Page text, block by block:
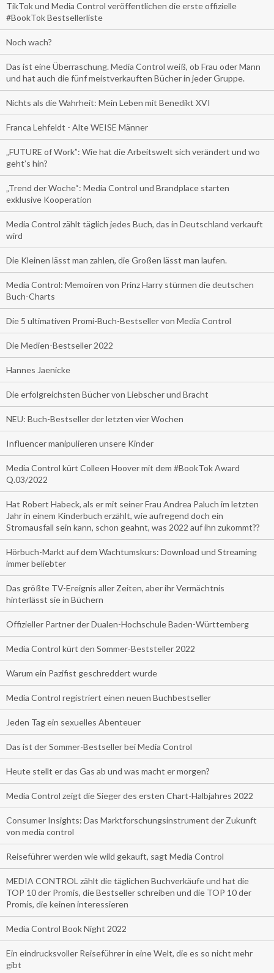
TikTok und Media Control veröffentlichen die erste offizielle
#BookTok Bestsellerliste
Noch wach?
Das ist eine Überraschung. Media Control weiß, ob Frau oder Mann
und hat auch die fünf meistverkauften Bücher in jeder Gruppe.
Nichts als die Wahrheit: Mein Leben mit Benedikt XVI
Franca Lehfeldt - Alte WEISE Männer
„FUTURE of Work”: Wie hat die Arbeitswelt sich verändert und wo
geht’s hin?
„Trend der Woche“: Media Control und Brandplace starten
exklusive Kooperation
Media Control zählt täglich jedes Buch, das in Deutschland verkauft
wird
Die Kleinen lässt man zahlen, die Großen lässt man laufen.
Media Control: Memoiren von Prinz Harry stürmen die deutschen
Buch-Charts
Die 5 ultimativen Promi-Buch-Bestseller von Media Control
Die Medien-Bestseller 2022
Hannes Jaenicke
Die erfolgreichsten Bücher von Liebscher und Bracht
NEU: Buch-Bestseller der letzten vier Wochen
Influencer manipulieren unsere Kinder
Media Control kürt Colleen Hoover mit dem #BookTok Award
Q.03/2022
Hat Robert Habeck, als er mit seiner Frau Andrea Paluch im letzten
Jahr in einem Kinderbuch erzählt, wie aufregend doch ein
Stromausfall sein kann, schon geahnt, was 2022 auf ihn zukommt??
Hörbuch-Markt auf dem Wachtumskurs: Download und Streaming
immer beliebter
Das größte TV-Ereignis aller Zeiten, aber ihr Vermächtnis
hinterlässt sie in Büchern
Offizieller Partner der Dualen-Hochschule Baden-Württemberg
Media Control kürt den Sommer-Beststeller 2022
Warum ein Pazifist geschreddert wurde
Media Control registriert einen neuen Buchbestseller
Jeden Tag ein sexuelles Abenteuer
Das ist der Sommer-Bestseller bei Media Control
Heute stellt er das Gas ab und was macht er morgen?
Media Control zeigt die Sieger des ersten Chart-Halbjahres 2022
Consumer Insights: Das Marktforschungsinstrument der Zukunft
von media control
Reiseführer werden wie wild gekauft, sagt Media Control
MEDIA CONTROL zählt die täglichen Buchverkäufe und hat die
TOP 10 der Promis, die Bestseller schreiben und die TOP 10 der
Promis, die keinen interessieren
Media Control Book Night 2022
Ein eindrucksvoller Reiseführer in eine Welt, die es so nicht mehr
gibt